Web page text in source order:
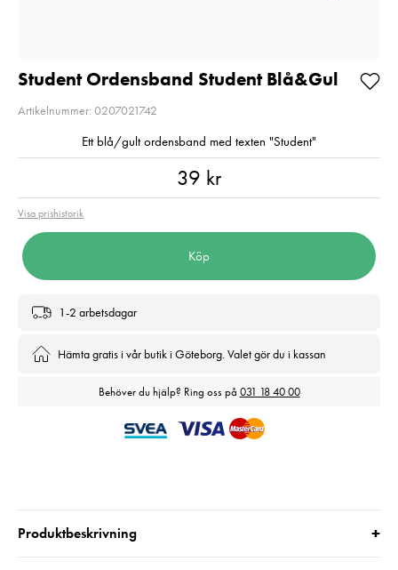
pris:1 990 kr
I lager
Student Ordensband Student Blå&Gul
Artikelnummer: 0207021742
Ett blå/gult ordensband med texten "Student"
39 kr
Visa prishistorik
Köp
1-2 arbetsdagar
Hämta gratis i vår butik i Göteborg. Valet gör du i kassan
Behöver du hjälp? Ring oss på 031 18 40 00
Produktbeskrivning +